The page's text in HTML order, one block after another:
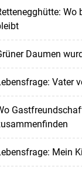
Wo
Daumen
Vater
Mein